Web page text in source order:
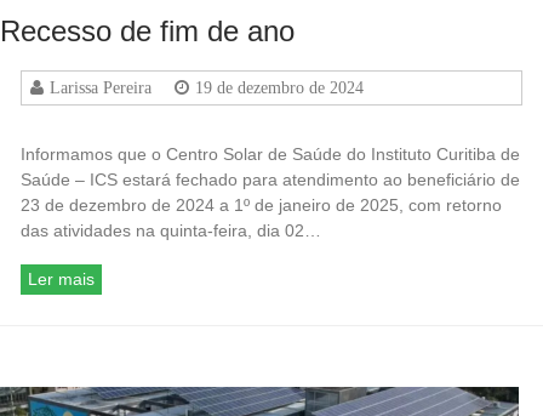
Recesso de fim de ano
Larissa Pereira 19 de dezembro de 2024
Informamos que o Centro Solar de Saúde do Instituto Curitiba de
Saúde – ICS estará fechado para atendimento ao beneficiário de
23 de dezembro de 2024 a 1º de janeiro de 2025, com retorno
das atividades na quinta-feira, dia 02…
Ler mais